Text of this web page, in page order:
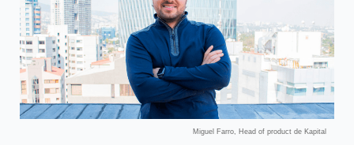
Miguel Farro, Head of product de Kapital